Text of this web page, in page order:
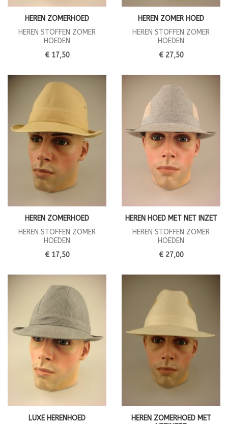
HEREN ZOMERHOED
HEREN STOFFEN ZOMER
HOEDEN
€ 17,50
HEREN ZOMER HOED
HEREN STOFFEN ZOMER
HOEDEN
€ 27,50
HEREN ZOMERHOED
HEREN STOFFEN ZOMER
HOEDEN
€ 17,50
HEREN HOED MET NET INZET
HEREN STOFFEN ZOMER
HOEDEN
€ 27,00
LUXE HERENHOED
HEREN ZOMERHOED MET